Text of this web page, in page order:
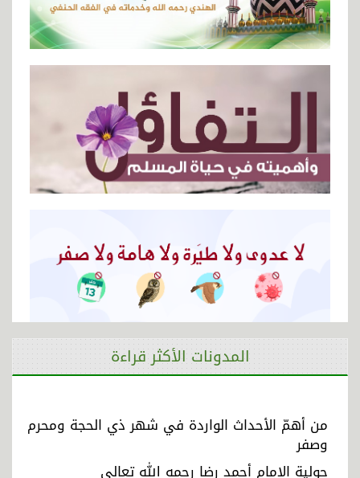
المدونات الأكثر قراءة
من أهمّ الأحداث الواردة في شهر ذي الحجة ومحرم
وصفر
حولية الإمام أحمد رضا رحمه الله تعالى